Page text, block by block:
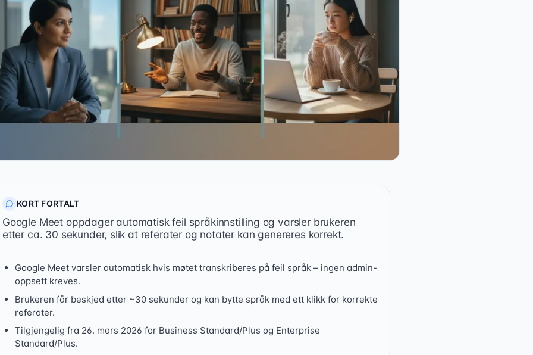
KORT FORTALT
Google Meet oppdager automatisk feil språkinnstilling og varsler brukeren
etter ca. 30 sekunder, slik at referater og notater kan genereres korrekt.
Google Meet varsler automatisk hvis møtet transkriberes på feil språk – ingen admin-
oppsett kreves.
Brukeren får beskjed etter ~30 sekunder og kan bytte språk med ett klikk for korrekte
referater.
Tilgjengelig fra 26. mars 2026 for Business Standard/Plus og Enterprise
Standard/Plus.